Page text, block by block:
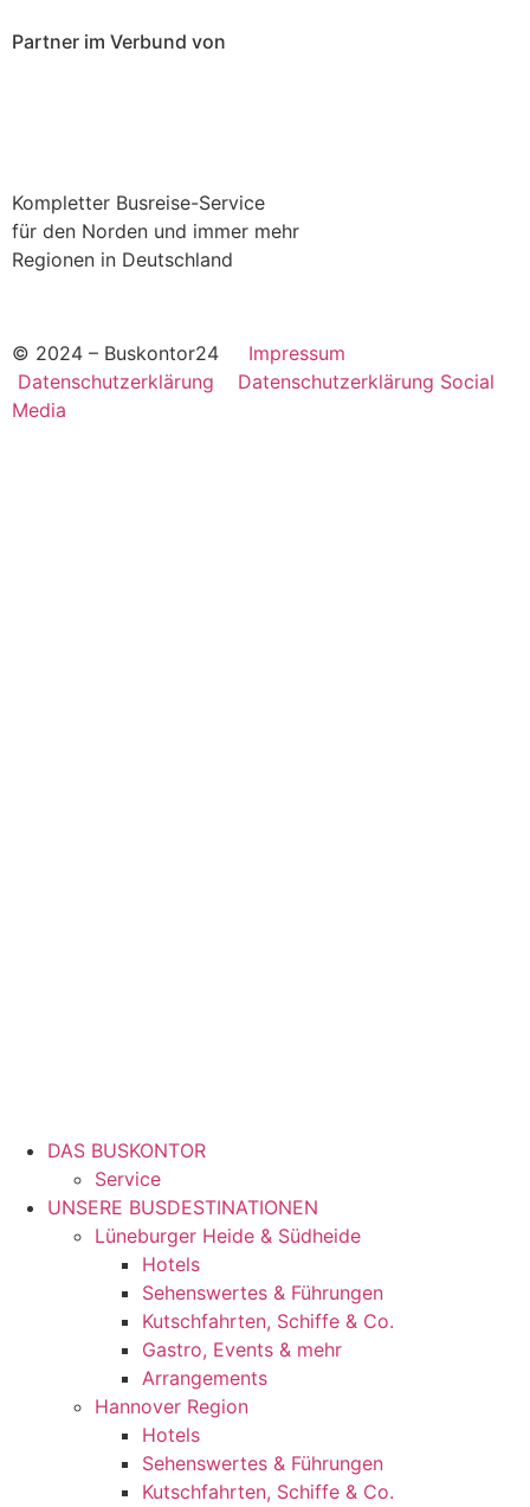
Partner im Verbund von
Kompletter Busreise-Service
für den Norden und immer mehr
Regionen in Deutschland
© 2024 – Buskontor24 Impressum
Datenschutzerklärung Datenschutzerklärung Social
Media
DAS BUSKONTOR
Service
UNSERE BUSDESTINATIONEN
Lüneburger Heide & Südheide
Hotels
Sehenswertes & Führungen
Kutschfahrten, Schiffe & Co.
Gastro, Events & mehr
Arrangements
Hannover Region
Hotels
Sehenswertes & Führungen
Kutschfahrten, Schiffe & Co.